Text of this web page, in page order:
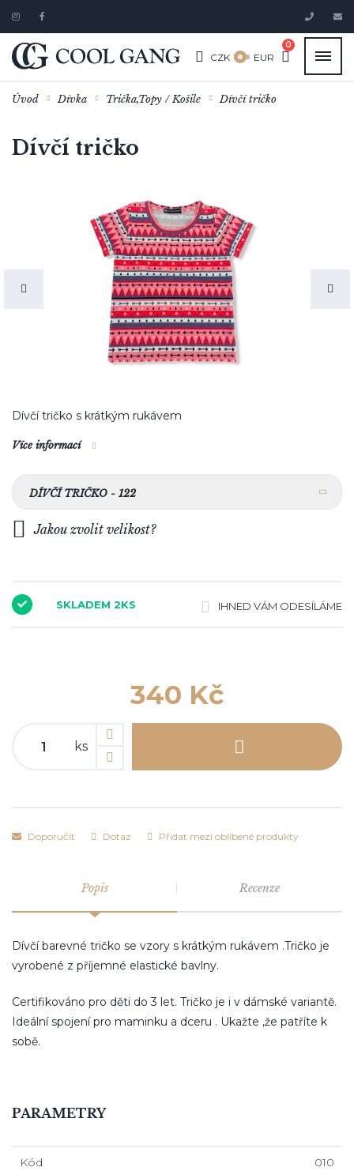
CZK EUR
0
Úvod Dívka Trička,Topy / Košile Dívčí tričko
Dívčí tričko
Dívčí tričko s krátkým rukávem
Více informací
DÍVČÍ TRIČKO - 122
Jakou zvolit velikost?
SKLADEM 2KS IHNED VÁM ODESÍLÁME
340 Kč
ks
Doporučit Dotaz Přidat mezi oblíbené produkty
Popis Recenze
Dívčí barevné tričko se vzory s krátkým rukávem .Tričko je
vyrobené z příjemné elastické bavlny.
Certifikováno pro děti do 3 let. Tričko je i v dámské variantě.
Ideální spojení pro maminku a dceru . Ukažte ,že patříte k
sobě.
PARAMETRY
Kód 010